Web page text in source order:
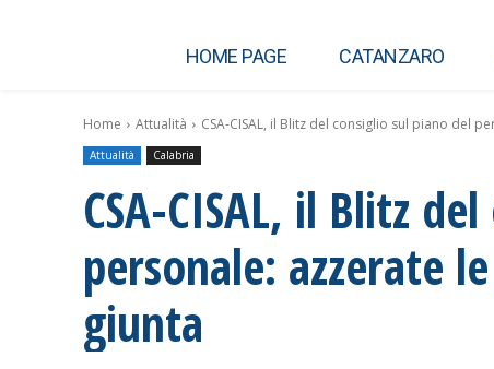
HOME PAGE CATANZARO
Home Attualità CSA-CISAL, il Blitz del consiglio sul piano del
Attualità Calabria
CSA-CISAL, il Blitz
personale: azzerate
giunta